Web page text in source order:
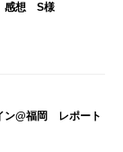
感想 S様
ン@福岡 レポート